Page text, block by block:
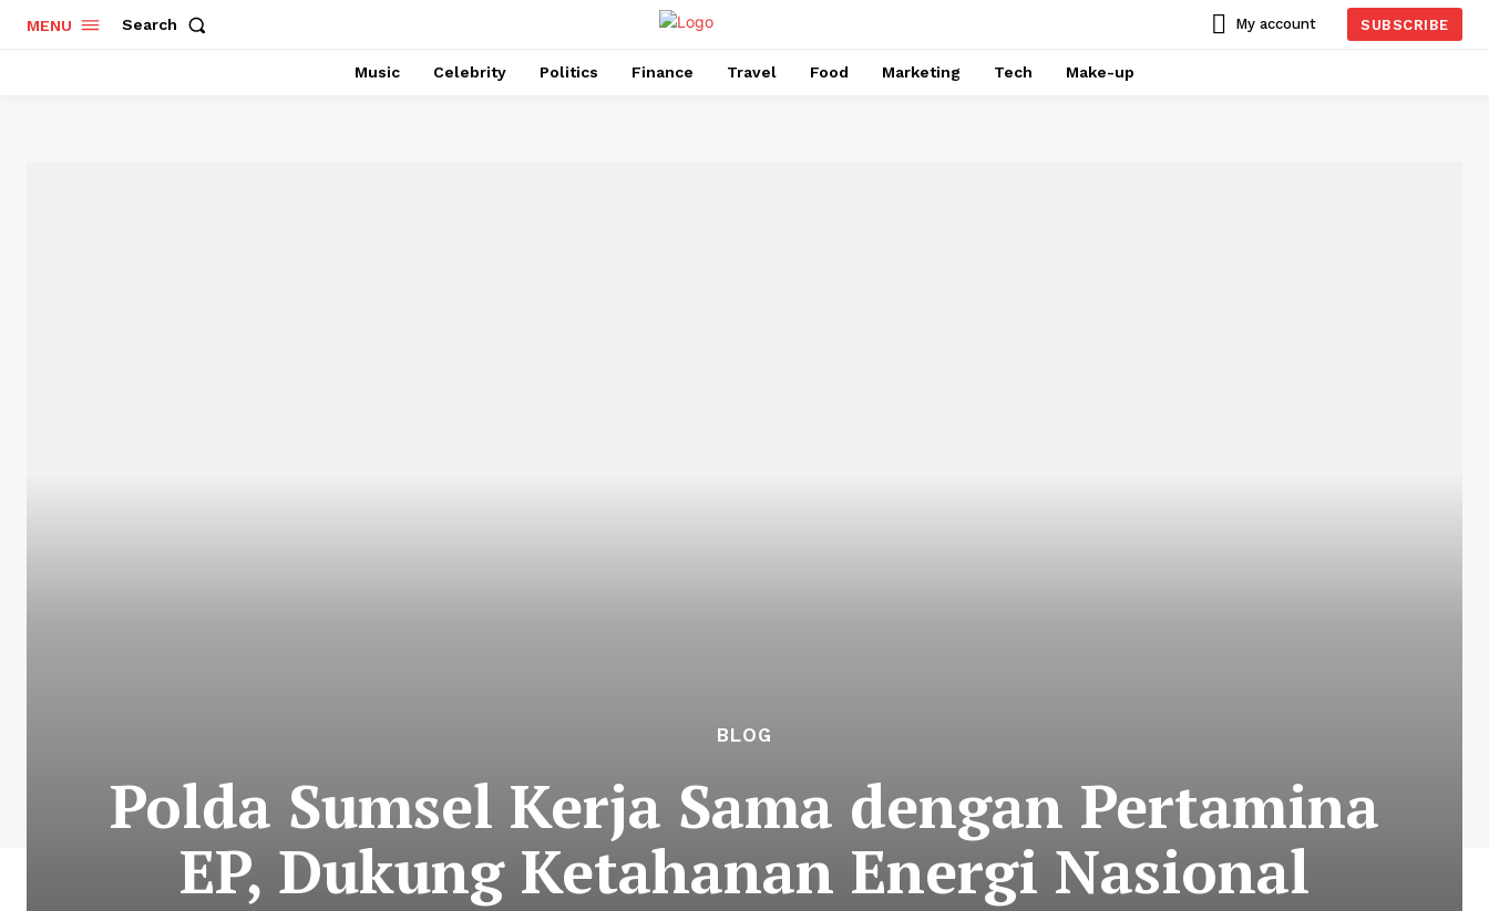
MENU Search My account SUBSCRIBE
Music Celebrity Politics Finance Travel Food Marketing Tech Make-up
BLOG
Polda Sumsel Kerja Sama dengan Pertamina
EP, Dukung Ketahanan Energi Nasional